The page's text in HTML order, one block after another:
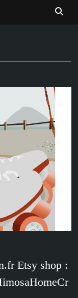
Etsy shop :